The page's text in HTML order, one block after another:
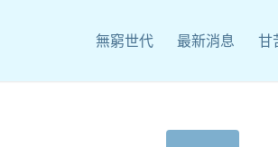
無窮世代 最新消息 甘